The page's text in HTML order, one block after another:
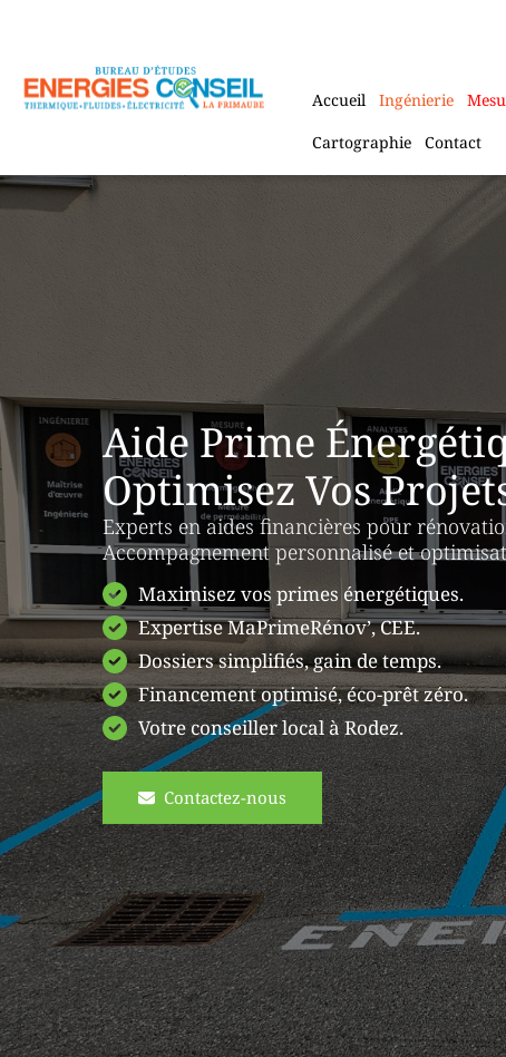
Accueil
Ingénierie
Cartographie
Contact
Aide Prime
Optimisez Vos
Experts en aides financières pour
Accompagnement personnalisé et
Maximisez vos primes énergétiques.
Expertise MaPrimeRénov’, CEE.
Dossiers simplifiés, gain de temps.
Financement optimisé, éco-prêt zéro.
Votre conseiller local à Rodez.
Contactez-nous